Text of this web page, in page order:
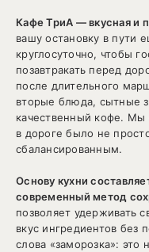
Кафе ТриA — вкусная и
вашу остановку в пути
круглосуточно, чтобы
позавтракать перед
после длительного
вторые блюда, сытные
качественный кофе. Мы
в дороге было не
сбалансированным.
Основу кухни
современный метод
позволяет удерживать
вкус ингредиентов без
слова «заморозка»: